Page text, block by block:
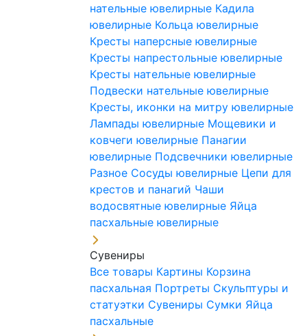
нательные ювелирные Кадила
ювелирные Кольца ювелирные
Кресты наперсные ювелирные
Кресты напрестольные ювелирные
Кресты нательные ювелирные
Подвески нательные ювелирные
Кресты, иконки на митру ювелирные
Лампады ювелирные Мощевики и
ковчеги ювелирные Панагии
ювелирные Подсвечники ювелирные
Разное Сосуды ювелирные Цепи для
крестов и панагий Чаши
водосвятные ювелирные Яйца
пасхальные ювелирные
Сувениры
Все товары Картины Корзина
пасхальная Портреты Скульптуры и
статуэтки Сувениры Сумки Яйца
пасхальные